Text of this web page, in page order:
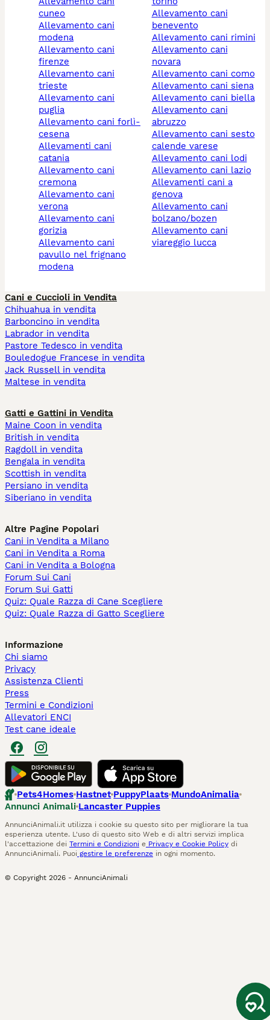
cuneo
allevamento cani
modena
allevamento cani
firenze
allevamento cani
trieste
allevamento cani
puglia
allevamento cani forlì-
cesena
allevamenti cani
catania
allevamento cani
cremona
allevamento cani
verona
allevamento cani
gorizia
allevamento cani
pavullo nel frignano
modena
allevamento cani
benevento
allevamento cani rimini
allevamento cani
novara
allevamento cani como
allevamento cani siena
allevamento cani biella
allevamento cani
abruzzo
allevamento cani sesto
calende varese
allevamento cani lodi
allevamento cani lazio
allevamenti cani a
genova
allevamento cani
bolzano/bozen
allevamento cani
viareggio lucca
Cani e Cuccioli in Vendita
Chihuahua in vendita
Barboncino in vendita
Labrador in vendita
Pastore Tedesco in vendita
Bouledogue Francese in vendita
Jack Russell in vendita
Maltese in vendita
Gatti e Gattini in Vendita
Maine Coon in vendita
British in vendita
Ragdoll in vendita
Bengala in vendita
Scottish in vendita
Persiano in vendita
Siberiano in vendita
Altre Pagine Popolari
Cani in Vendita a Milano
Cani in Vendita a Roma
Cani in Vendita a Bologna
Forum Sui Cani
Forum Sui Gatti
Quiz: Quale Razza di Cane Scegliere
Quiz: Quale Razza di Gatto Scegliere
Informazione
Chi siamo
Privacy
Assistenza Clienti
Press
Termini e Condizioni
Allevatori ENCI
Test cane ideale
Pets4Homes Hastnet PuppyPlaats MundoAnimalia
Annunci Animali Lancaster Puppies
AnnunciAnimali.it utilizza i cookie su questo sito per migliorare la tua
esperienza utente. L'uso di questo sito Web e di altri servizi implica
l'accettazione dei Termini e Condizioni e Privacy e Cookie Policy di
AnnunciAnimali. Puoi gestire le preferenze in ogni momento.
© Copyright 2026 - AnnunciAnimali